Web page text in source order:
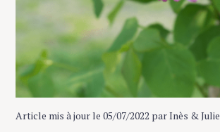
Article mis à jour le 05/07/2022 par Inès & Julie